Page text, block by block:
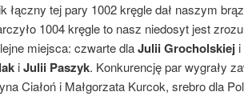
łączny tej pary 1002 kręgle dał naszym
1004 kręgle to nasz niedosyt jest
miejsca: czwarte dlaJulii Grocholskieji
iJulii Paszyk. Konkurencję par wygrały
Ciałoń i Małgorzata Kurcok, srebro dla